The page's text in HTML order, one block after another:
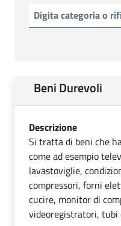
Beni Durevoli
Descrizione
Si tratta di beni che
come ad esempio
lavastoviglie,
compressori, forni
cucire, monitor di
videoregistratori, tubi